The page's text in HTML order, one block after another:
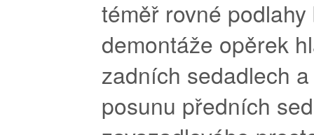
téměř rovné
demontáže opěrek
zadních sedadlech
posunu předních